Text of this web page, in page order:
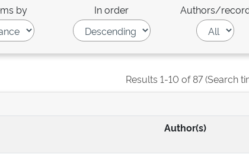
by In order Authors/
Results 1-10 of 87 (Search
Author(s)